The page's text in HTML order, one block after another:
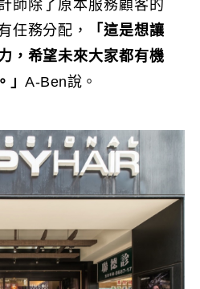
師除了原本服務顧客的
任務分配，
「這是想讓
，希望未來大家都有機
」A-Ben說。